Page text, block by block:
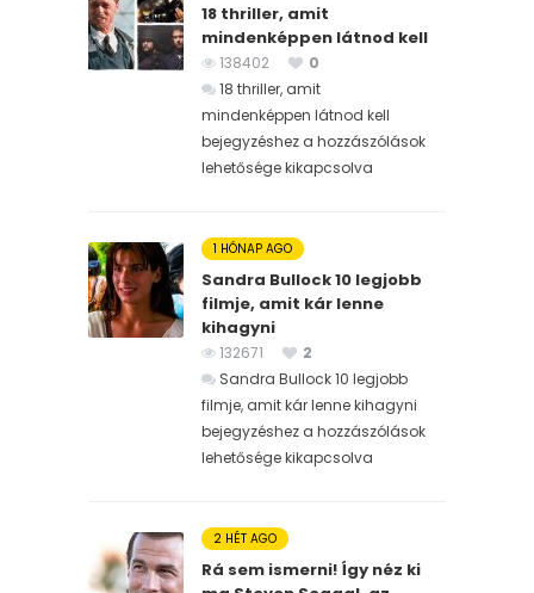
18 thriller, amit
mindenképpen látnod kell
138402
0
18 thriller, amit
mindenképpen látnod kell
bejegyzéshez a hozzászólások
lehetősége kikapcsolva
1 HÓNAP AGO
Sandra Bullock 10 legjobb
filmje, amit kár lenne
kihagyni
132671
2
Sandra Bullock 10 legjobb
filmje, amit kár lenne kihagyni
bejegyzéshez a hozzászólások
lehetősége kikapcsolva
2 HÉT AGO
Rá sem ismerni! Így néz ki